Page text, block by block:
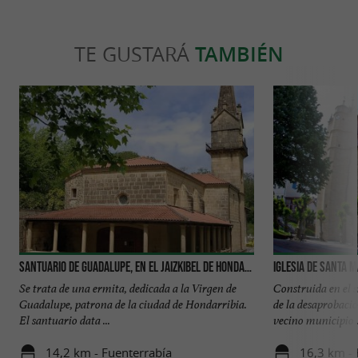
TE GUSTARÁ TAMBIÉN
Santuario de Guadalupe, en el Jaizkibel de Hondarribia
Se trata de una ermita, dedicada a la Virgen de
Guadalupe, patrona de la ciudad de Hondarribia.
El santuario data ...
14,2 km - Fuenterrabía
Iglesia de Santa
Construida en el
de la
vecino municipio
16,3 km -